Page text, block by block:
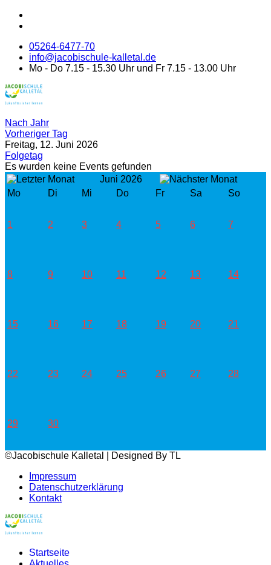
05264-6477-70
info@jacobischule-kalletal.de
Mo - Do 7.15 - 15.30 Uhr und Fr 7.15 - 13.00 Uhr
Nach Jahr
Vorheriger Tag
Freitag, 12. Juni 2026
Folgetag
Es wurden keine Events gefunden
Juni 2026
Mo
Di Mi Do Fr Sa So
1 2 3 4 5 6 7
8 9 10 11 12 13 14
15 16 17 18 19 20 21
22 23 24 25 26 27 28
29 30
©Jacobischule Kalletal | Designed By TL
Impressum
Datenschutzerklärung
Kontakt
Startseite